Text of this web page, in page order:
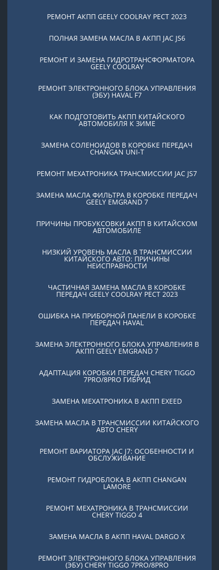
РЕМОНТ АКПП GEELY COOLRAY PЕСТ 2023
ПОЛНАЯ ЗАМЕНА МАСЛА В АКПП JAC JS6
РЕМОНТ И ЗАМЕНА ГИДРОТРАНСФОРМАТОРА
GEELY COOLRAY
РЕМОНТ ЭЛЕКТРОННОГО БЛОКА УПРАВЛЕНИЯ
(ЭБУ) HAVAL F7
КАК ПОДГОТОВИТЬ АКПП КИТАЙСКОГО
АВТОМОБИЛЯ К ЗИМЕ
ЗАМЕНА СОЛЕНОИДОВ В КОРОБКЕ ПЕРЕДАЧ
CHANGAN UNI-T
РЕМОНТ МЕХАТРОНИКА ТРАНСМИССИИ JAC JS7
ЗАМЕНА МАСЛА ФИЛЬТРА В КОРОБКЕ ПЕРЕДАЧ
GEELY EMGRAND 7
ПРИЧИНЫ ПРОБУКСОВКИ АКПП В КИТАЙСКОМ
АВТОМОБИЛЕ
НИЗКИЙ УРОВЕНЬ МАСЛА В ТРАНСМИССИИ
КИТАЙСКОГО АВТО: ПРИЧИНЫ
НЕИСПРАВНОСТИ
ЧАСТИЧНАЯ ЗАМЕНА МАСЛА В КОРОБКЕ
ПЕРЕДАЧ GEELY COOLRAY PЕСТ 2023
ОШИБКА НА ПРИБОРНОЙ ПАНЕЛИ В КОРОБКЕ
ПЕРЕДАЧ HAVAL
ЗАМЕНА ЭЛЕКТРОННОГО БЛОКА УПРАВЛЕНИЯ В
АКПП GEELY EMGRAND 7
АДАПТАЦИЯ КОРОБКИ ПЕРЕДАЧ CHERY TIGGO
7PRO/8PRO ГИБРИД
ЗАМЕНА МЕХАТРОНИКА В АКПП EXEED
ЗАМЕНА МАСЛА В ТРАНСМИССИИ КИТАЙСКОГО
АВТО CHERY
РЕМОНТ ВАРИАТОРА JAC J7: ОСОБЕННОСТИ И
ОБСЛУЖИВАНИЕ
РЕМОНТ ГИДРОБЛОКА В АКПП CHANGAN
LAMORE
РЕМОНТ МЕХАТРОНИКА В ТРАНСМИССИИ
CHERY TIGGO 4
ЗАМЕНА МАСЛА В АКПП HAVAL DARGO X
РЕМОНТ ЭЛЕКТРОННОГО БЛОКА УПРАВЛЕНИЯ
(ЭБУ) CHERY TIGGO 7PRO/8PRO